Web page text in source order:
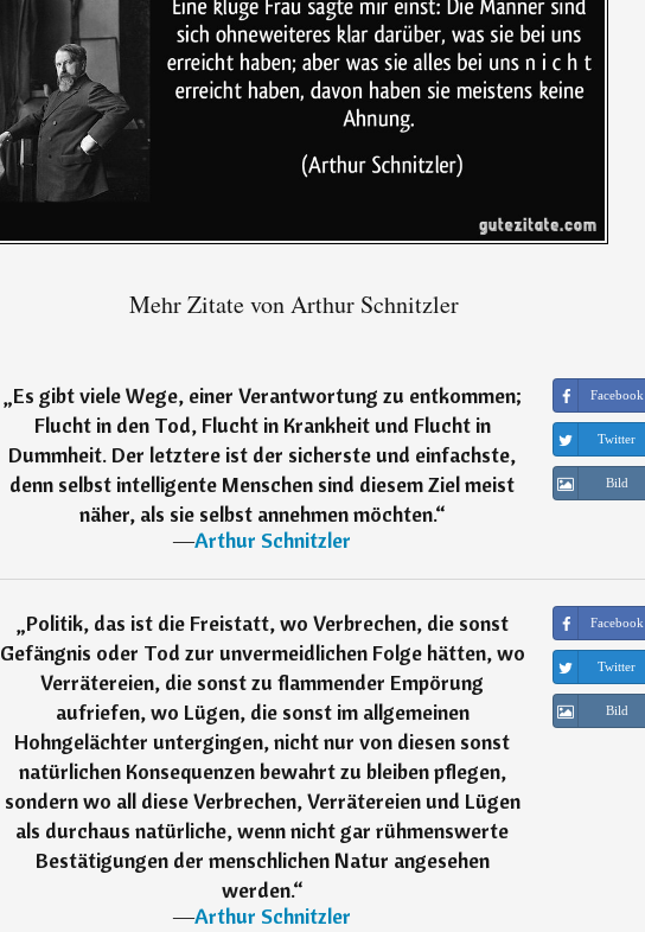
Mehr Zitate von Arthur Schnitzler
„Es gibt viele Wege, einer Verantwortung zu entkommen;
Flucht in den Tod, Flucht in Krankheit und Flucht in
Dummheit. Der letztere ist der sicherste und einfachste,
denn selbst intelligente Menschen sind diesem Ziel meist
näher, als sie selbst annehmen möchten.“
―Arthur Schnitzler
Facebook
Twitter
Bild
„Politik, das ist die Freistatt, wo Verbrechen, die sonst
Gefängnis oder Tod zur unvermeidlichen Folge hätten, wo
Verrätereien, die sonst zu flammender Empörung
aufriefen, wo Lügen, die sonst im allgemeinen
Hohngelächter untergingen, nicht nur von diesen sonst
natürlichen Konsequenzen bewahrt zu bleiben pflegen,
sondern wo all diese Verbrechen, Verrätereien und Lügen
als durchaus natürliche, wenn nicht gar rühmenswerte
Bestätigungen der menschlichen Natur angesehen
werden.“
―Arthur Schnitzler
Facebook
Twitter
Bild